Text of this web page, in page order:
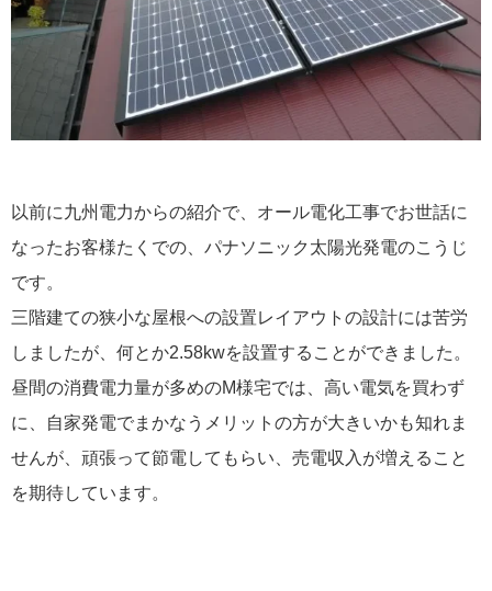
以前に九州電力からの紹介で、オール電化工事でお世話に
なったお客様たくでの、パナソニック太陽光発電のこうじ
です。
三階建ての狭小な屋根への設置レイアウトの設計には苦労
しましたが、何とか2.58kwを設置することができました。
昼間の消費電力量が多めのM様宅では、高い電気を買わず
に、自家発電でまかなうメリットの方が大きいかも知れま
せんが、頑張って節電してもらい、売電収入が増えること
を期待しています。